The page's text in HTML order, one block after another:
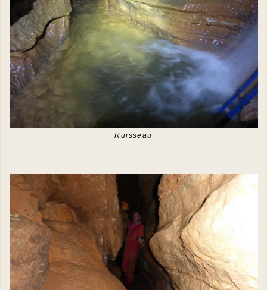
Ruisseau